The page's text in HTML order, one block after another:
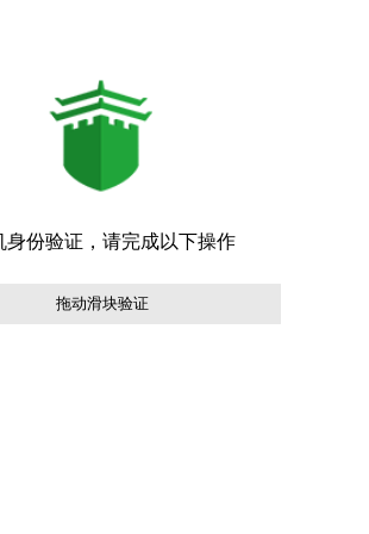
拖动滑块验证